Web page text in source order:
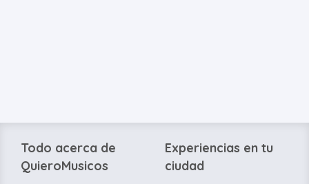
Todo acerca de
QuieroMusicos
Experiencias en tu
ciudad